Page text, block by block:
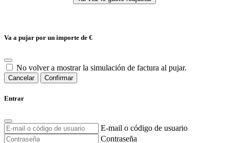
Va a pujar por un importe de €
No volver a mostrar la simulación de factura al pujar.
Cancelar Confirmar
Entrar
E-mail o código de usuario
Contraseña